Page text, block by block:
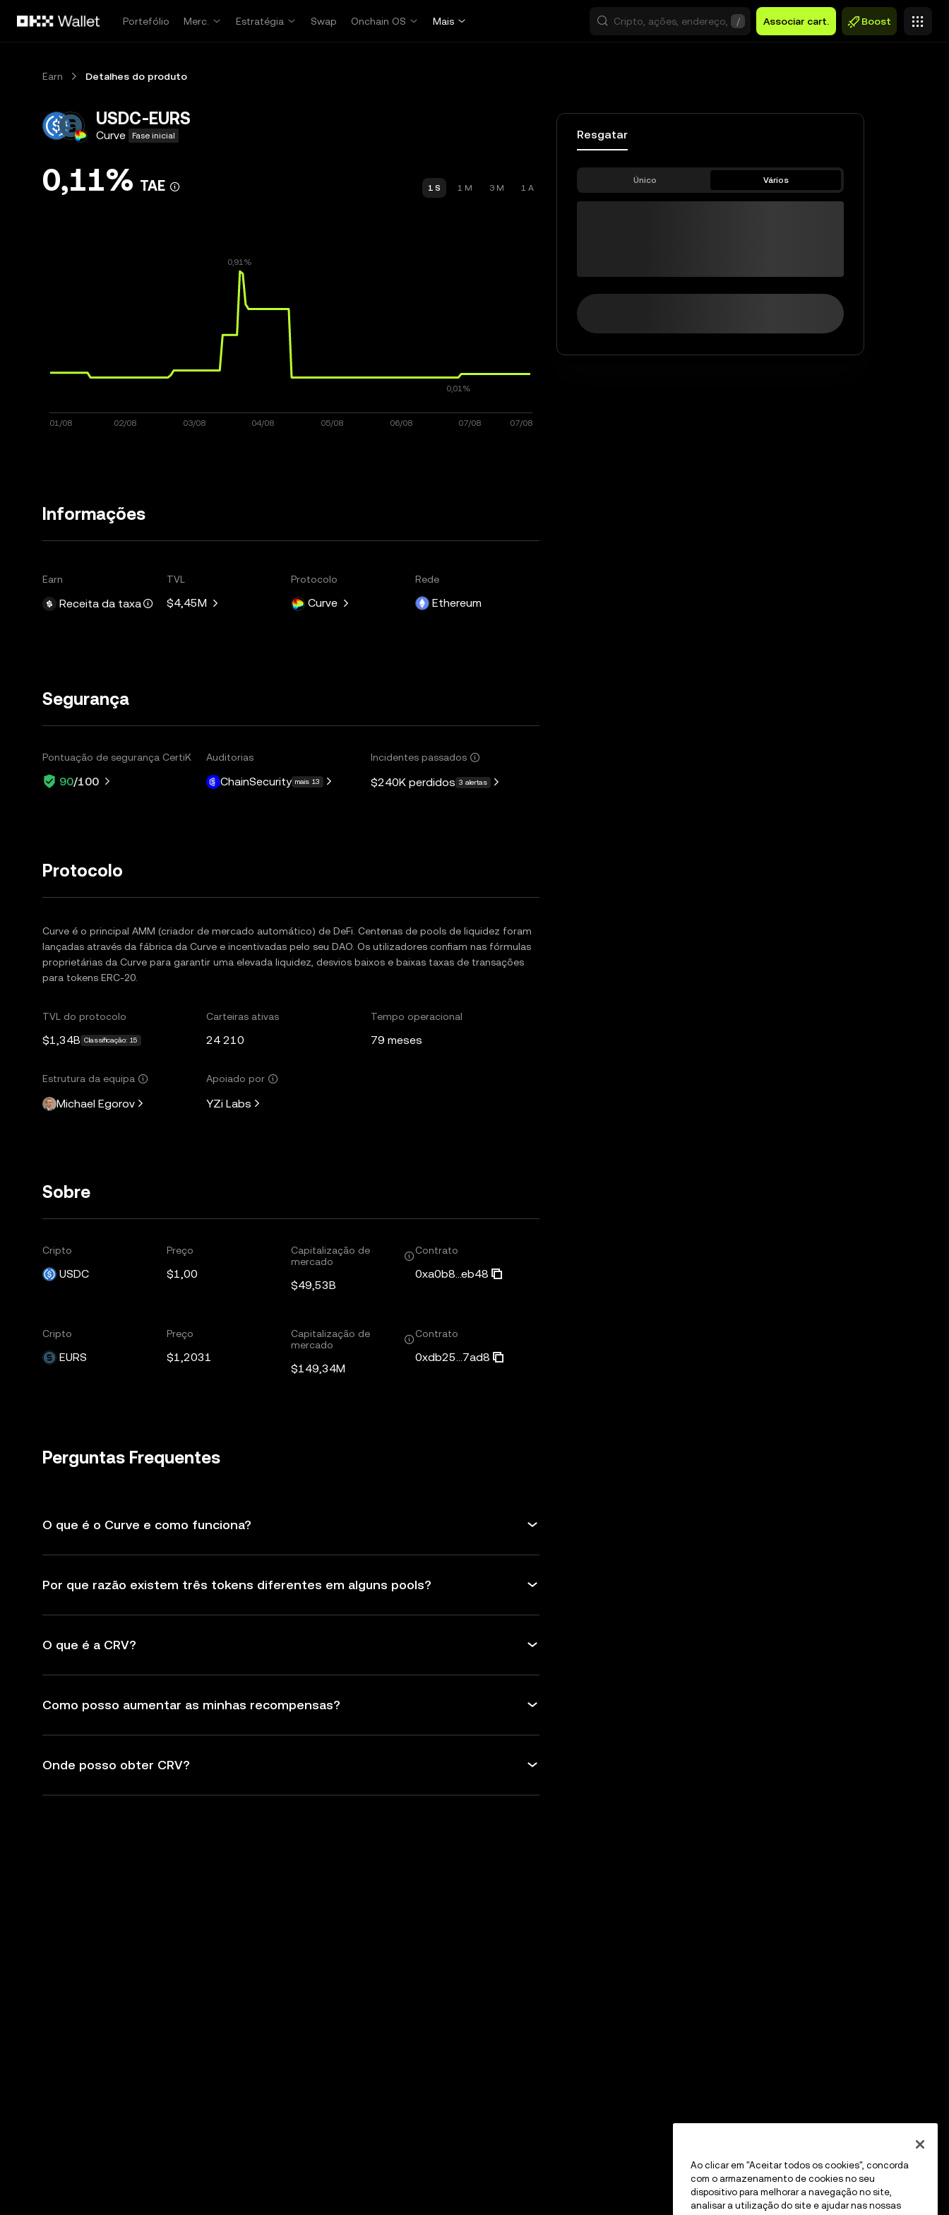
Portefólio
Merc. Estratégia Swap Onchain OS Mais / Associar cart. Boost
Earn Detalhes do produto
USDC-EURS
Curve Fase inicial
0,11% TAE 1 S 1 M 3 M 1 A
Informações
Earn
Receita da taxa
TVL
$4,45M
Protocolo
Curve
Rede
Ethereum
Segurança
Pontuação de segurança CertiK
90/100
Auditorias
ChainSecurity mais 13
Incidentes passados
$240Kperdidos 3 alertas
Protocolo
Curve é o principal AMM (criador de mercado automático) de DeFi. Centenas de pools de liquidez foram
lançadas através da fábrica da Curve e incentivadas pelo seu DAO. Os utilizadores confiam nas fórmulas
proprietárias da Curve para garantir uma elevada liquidez, desvios baixos e baixas taxas de transações
para tokens ERC-20.
TVL do protocolo
$1,34B Classificação: 15
Carteiras ativas
24 210
Tempo operacional
79 meses
Estrutura da equipa
Michael Egorov
Apoiado por
YZi Labs
Sobre
Cripto
USDC
Preço
$1,00
Capitalização de
mercado
$49,53B
Contrato
0xa0b8...eb48
Cripto
EURS
Preço
$1,2031
Capitalização de
mercado
$149,34M
Contrato
0xdb25...7ad8
Perguntas Frequentes
O que é o Curve e como funciona?
Por que razão existem três tokens diferentes em alguns pools?
O que é a CRV?
Como posso aumentar as minhas recompensas?
Onde posso obter CRV?
Resgatar
Único Vários
Ao clicar em "Aceitar todos os cookies", concorda
com o armazenamento de cookies no seu
dispositivo para melhorar a navegação no site,
analisar a utilização do site e ajudar nas nossas